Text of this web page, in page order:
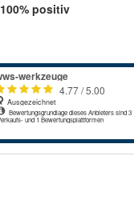
100% positiv